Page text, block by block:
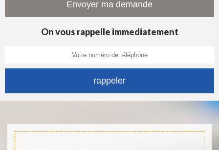
On vous rappelle immediatement